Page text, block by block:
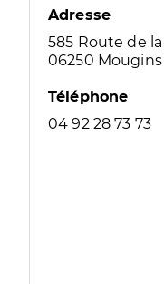
Adresse
585 Route de
06250 Mougins
Téléphone
04 92 28 73 73